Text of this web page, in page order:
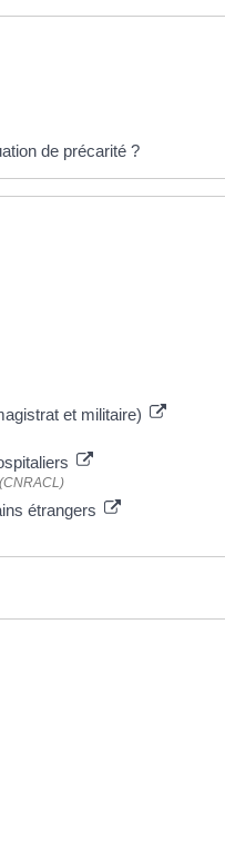
de précarité ?
et militaire)
étrangers